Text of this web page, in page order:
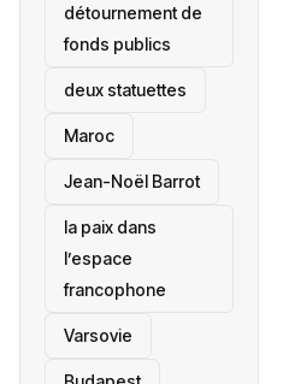
détournement de
fonds publics
deux statuettes
Maroc
Jean-Noël Barrot
la paix dans
l’espace
francophone
‎Varsovie